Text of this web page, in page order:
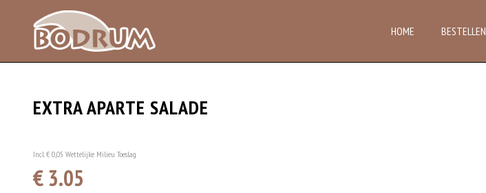
HOME BESTELLEN
EXTRA APARTE SALADE
Incl. € 0,05 Wettelijke Milieu Toeslag
€ 3.05